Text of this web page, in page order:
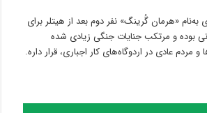
«هرمان گُرینگ» نفر دوم بعد از هیتلر برای
بوده و مرتکب جنایات جنگی زیادی شده
عادی در اردوگاه‌های کار اجباری، قرار داره.